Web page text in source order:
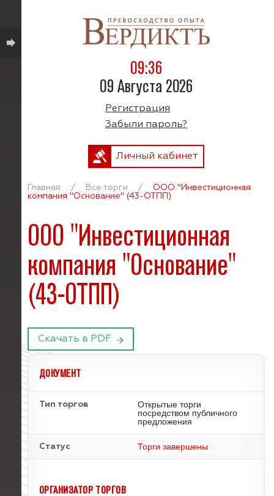
09:36
09 Августа 2026
Регистрация
Забыли пароль?
Личный кабинет
Главная / Все торги /
ООО "Инвестиционная
компания "Основание" (43-ОТПП)
ООО "Инвестиционная
компания "Основание"
(43-ОТПП)
Скачать в PDF
ДОКУМЕНТ
Тип торгов
Открытые торги
посредством публичного
предложения
Статус Торги завершены
ОРГАНИЗАТОР ТОРГОВ